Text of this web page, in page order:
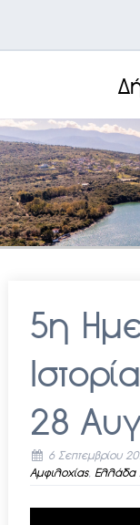
5η
28
6 Σεπτεμβρίου
Αμφιλοχίας, Ελλάδα